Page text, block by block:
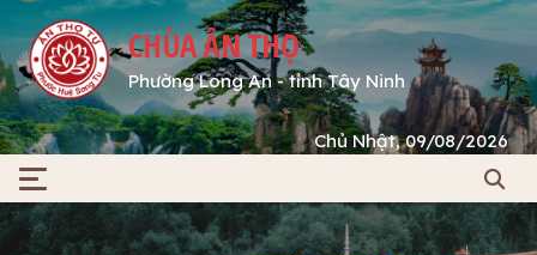
CHÙA ÂN THỌ
Phường Long An - tỉnh Tây Ninh
Chủ Nhật, 09/08/2026